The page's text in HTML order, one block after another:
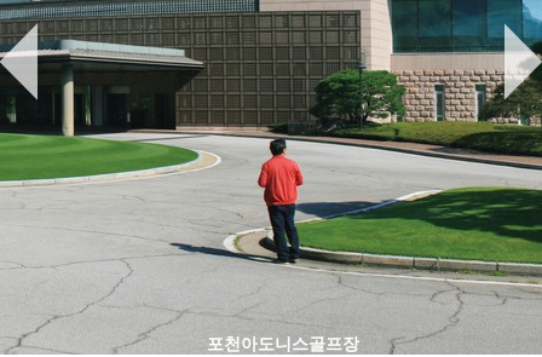
포천아도니스골프장